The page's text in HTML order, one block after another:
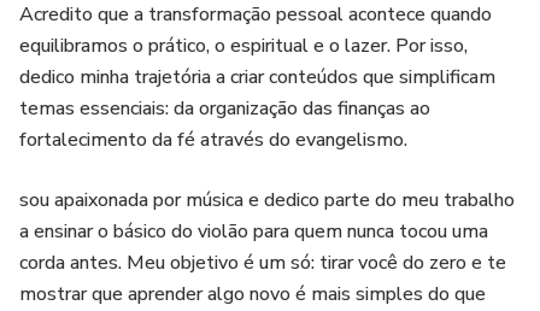
Acredito que a transformação pessoal acontece quando
equilibramos o prático, o espiritual e o lazer. Por isso,
dedico minha trajetória a criar conteúdos que simplificam
temas essenciais: da organização das finanças ao
fortalecimento da fé através do evangelismo.
sou apaixonada por música e dedico parte do meu trabalho
a ensinar o básico do violão para quem nunca tocou uma
corda antes. Meu objetivo é um só: tirar você do zero e te
mostrar que aprender algo novo é mais simples do que